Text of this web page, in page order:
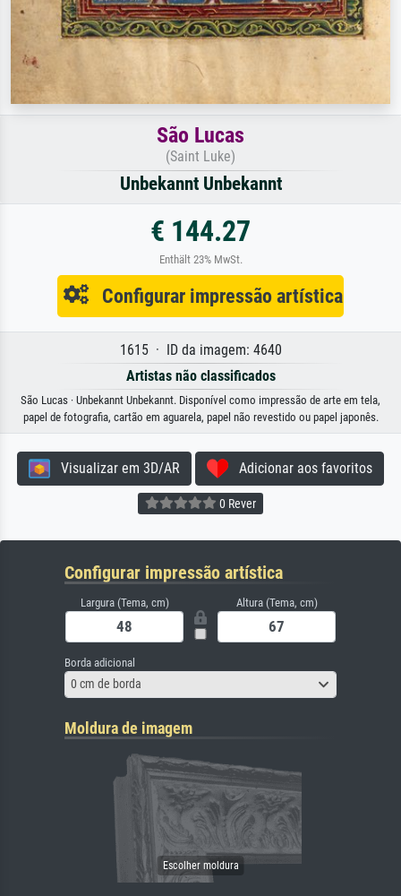
São Lucas
(Saint Luke)
Unbekannt Unbekannt
€ 144.27
Enthält 23% MwSt.
Configurar impressão artística
1615 · ID da imagem: 4640
Artistas não classificados
São Lucas · Unbekannt Unbekannt. Disponível como impressão de arte em tela,
papel de fotografia, cartão em aguarela, papel não revestido ou papel japonês.
Visualizar em 3D/AR Adicionar aos favoritos
0 Rever
Configurar impressão artística
Largura (Tema, cm) Altura (Tema, cm)
Borda adicional
0 cm de borda
Moldura de imagem